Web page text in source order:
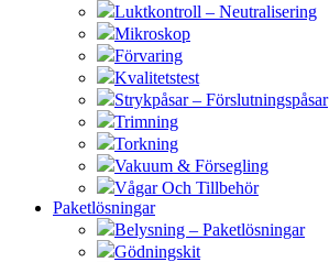
Luktkontroll – Neutralisering
Mikroskop
Förvaring
Kvalitetstest
Strykpåsar – Förslutningspåsar
Trimning
Torkning
Vakuum & Försegling
Vågar Och Tillbehör
Paketlösningar
Belysning – Paketlösningar
Gödningskit